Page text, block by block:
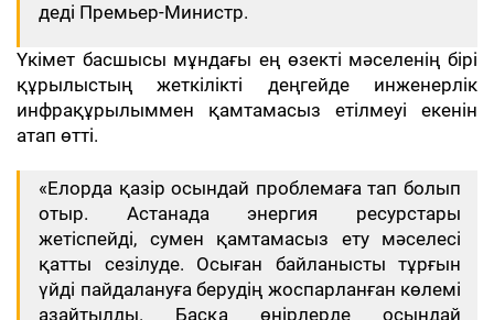
деді Премьер-Министр.
Үкімет басшысы мұндағы ең өзекті мәселенің бірі
құрылыстың жеткілікті деңгейде инженерлік
инфрақұрылыммен қамтамасыз етілмеуі екенін
атап өтті.
«Елорда қазір осындай проблемаға тап болып
отыр. Астанада энергия ресурстары
жетіспейді, сумен қамтамасыз ету мәселесі
қатты сезілуде. Осыған байланысты тұрғын
үйді пайдалануға берудің жоспарланған көлемі
азайтылды. Басқа өңірлерде осындай